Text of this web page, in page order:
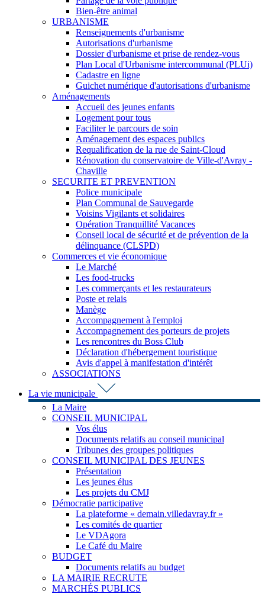
Bien-être animal
URBANISME
Renseignements d'urbanisme
Autorisations d'urbanisme
Dossier d'urbanisme et prise de rendez-vous
Plan Local d'Urbanisme intercommunal (PLUi)
Cadastre en ligne
Guichet numérique d'autorisations d'urbanisme
Aménagements
Accueil des jeunes enfants
Logement pour tous
Faciliter le parcours de soin
Aménagement des espaces publics
Requalification de la rue de Saint-Cloud
Rénovation du conservatoire de Ville-d'Avray -
Chaville
SECURITE ET PREVENTION
Police municipale
Plan Communal de Sauvegarde
Voisins Vigilants et solidaires
Opération Tranquillité Vacances
Conseil local de sécurité et de prévention de la
délinquance (CLSPD)
Commerces et vie économique
Le Marché
Les food-trucks
Les commerçants et les restaurateurs
Poste et relais
Manège
Accompagnement à l'emploi
Accompagnement des porteurs de projets
Les rencontres du Boss Club
Déclaration d'hébergement touristique
Avis d'appel à manifestation d'intérêt
ASSOCIATIONS
La vie municipale
La Maire
CONSEIL MUNICIPAL
Vos élus
Documents relatifs au conseil municipal
Tribunes des groupes politiques
CONSEIL MUNICIPAL DES JEUNES
Présentation
Les jeunes élus
Les projets du CMJ
Démocratie participative
La plateforme « demain.villedavray.fr »
Les comités de quartier
Le VDAgora
Le Café du Maire
BUDGET
Documents relatifs au budget
LA MAIRIE RECRUTE
MARCHÉS PUBLICS